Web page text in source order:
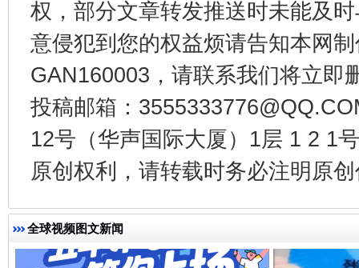
权，部分文章转发推送时未能及
意侵犯到您的权益烦请告知本网
GAN160003，请联系我们将立即
投稿邮箱：
12号（华声国际大厦）1层 1 2 1
原创权利，请转载时务必注明原
全球视频图文新闻